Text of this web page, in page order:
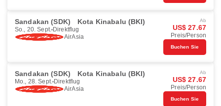
Sandakan (SDK) Kota Kinabalu (BKI)
So., 20. Sept. Direktflug
AirAsia
Ab
US$ 27.67
Preis/Person
Buchen Sie
Sandakan (SDK) Kota Kinabalu (BKI)
Mo., 28. Sept. Direktflug
AirAsia
Ab
US$ 27.67
Preis/Person
Buchen Sie